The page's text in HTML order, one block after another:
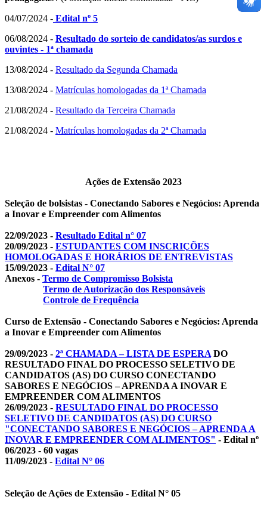
04/07/2024 - Edital nº 5
06/08/2024 - Resultado do sorteio de candidatos/as surdos e
ouvintes - 1ª chamada
13/08/2024 - Resultado da Segunda Chamada
13/08/2024 - Matrículas homologadas da 1ª Chamada
21/08/2024 - Resultado da Terceira Chamada
21/08/2024 - Matrículas homologadas da 2ª Chamada
Ações de Extensão 2023
Seleção de bolsistas - Conectando Sabores e Negócios: Aprenda
a Inovar e Empreender com Alimentos
22/09/2023 - Resultado Edital n° 07
20/09/2023 - ESTUDANTES COM INSCRIÇÕES
HOMOLOGADAS E HORÁRIOS DE ENTREVISTAS
15/09/2023 - Edital N° 07
Anexos - Termo de Compromisso Bolsista
Termo de Autorização dos Responsáveis
Controle de Frequência
Curso de Extensão - Conectando Sabores e Negócios: Aprenda
a Inovar e Empreender com Alimentos
29/09/2023 - 2ª CHAMADA – LISTA DE ESPERA DO
RESULTADO FINAL DO PROCESSO SELETIVO DE
CANDIDATOS (AS) DO CURSO CONECTANDO
SABORES E NEGÓCIOS – APRENDA A INOVAR E
EMPREENDER COM ALIMENTOS
26/09/2023 - RESULTADO FINAL DO PROCESSO
SELETIVO DE CANDIDATOS (AS) DO CURSO
"CONECTANDO SABORES E NEGÓCIOS – APRENDA A
INOVAR E EMPREENDER COM ALIMENTOS" - Edital nº
06/2023 - 60 vagas
11/09/2023 - Edital N° 06
Seleção de Ações de Extensão - Edital N° 05